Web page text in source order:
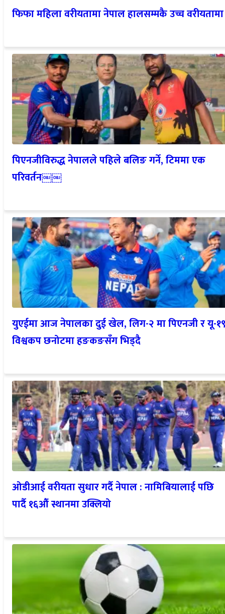
फिफा महिला वरीयतामा नेपाल हालसम्मकै उच्च वरीयतामा
पिएनजीविरुद्ध नेपालले पहिले बलिङ गर्ने, टिममा एक
परिवर्तन￼￼
युएईमा आज नेपालका दुई खेल, लिग-२ मा पिएनजी र यू-
विश्वकप छनोटमा हङकङसँग भिड्दै
ओडीआई वरीयता सुधार गर्दै नेपाल : नामिबियालाई पछि
पार्दै १६औं स्थानमा उक्लियो